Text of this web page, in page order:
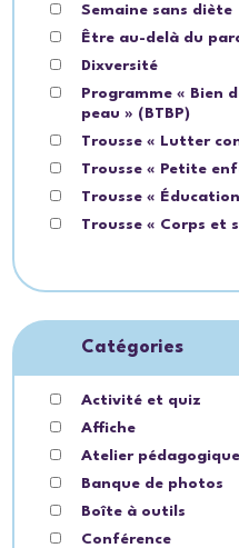
Semaine sans diète
Être au-delà du
Dixversité
Programme « Bien
peau » (BTBP)
Trousse « Lutter
Trousse « Petite
Trousse «
Trousse « Corps et
Catégories
Activité et quiz
Affiche
Atelier pédagogique
Banque de photos
Boîte à outils
Conférence